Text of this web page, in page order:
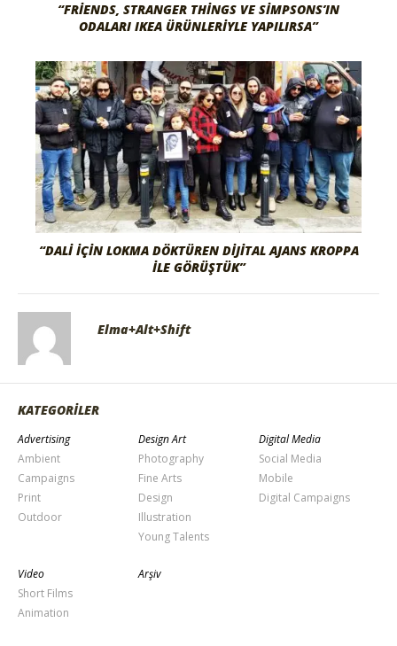
“FRIENDS, STRANGER THINGS VE SIMPSONS’IN
ODALARI IKEA ÜRÜNLERIYLE YAPILIRSA”
“DALI İÇIN LOKMA DÖKTÜREN DIJITAL AJANS KROPPA
İLE GÖRÜŞTÜK”
Elma+Alt+Shift
KATEGORİLER
Advertising
Ambient
Campaigns
Print
Outdoor
Design Art
Photography
Fine Arts
Design
Illustration
Young Talents
Digital Media
Social Media
Mobile
Digital Campaigns
Video
Short Films
Animation
Arşiv